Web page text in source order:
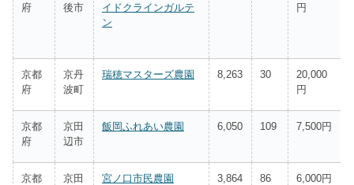
府
後市
イドクラインガルテ
ン
円
京都
府
京丹
波町
瑞穂マスターズ農園 8,263 30
20,000
円
京都
府
京田
辺市
飯岡ふれあい農園 6,050 109 7,500円
京都
京田
宮ノ口市民農園 3,864 86 6,000円